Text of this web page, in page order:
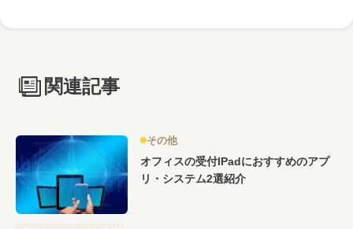
関連記事
その他
オフィスの受付iPadにおすすめのアプ
リ・システム2選紹介